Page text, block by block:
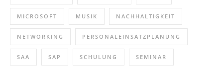
MICROSOFT MUSIK NACHHALTIGKEIT
NETWORKING PERSONALEINSATZPLANUNG
SAA SAP SCHULUNG SEMINAR